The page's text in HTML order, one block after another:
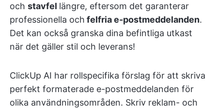
och stavfel längre, eftersom det garanterar
professionella och felfria e-postmeddelanden.
Det kan också granska dina befintliga utkast
när det gäller stil och leverans!
ClickUp AI har rollspecifika förslag för att skriva
perfekt formaterade e-postmeddelanden för
olika användningsområden. Skriv reklam- och